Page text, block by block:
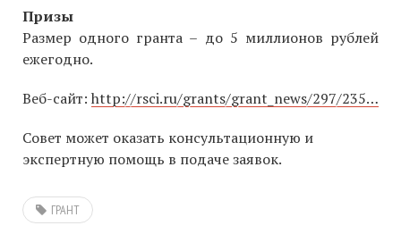
Призы
Размер одного гранта – до 5 миллионов рублей
ежегодно.
Веб-сайт: http://rsci.ru/grants/grant_news/297/235…
Совет может оказать консультационную и
экспертную помощь в подаче заявок.
ГРАНТ